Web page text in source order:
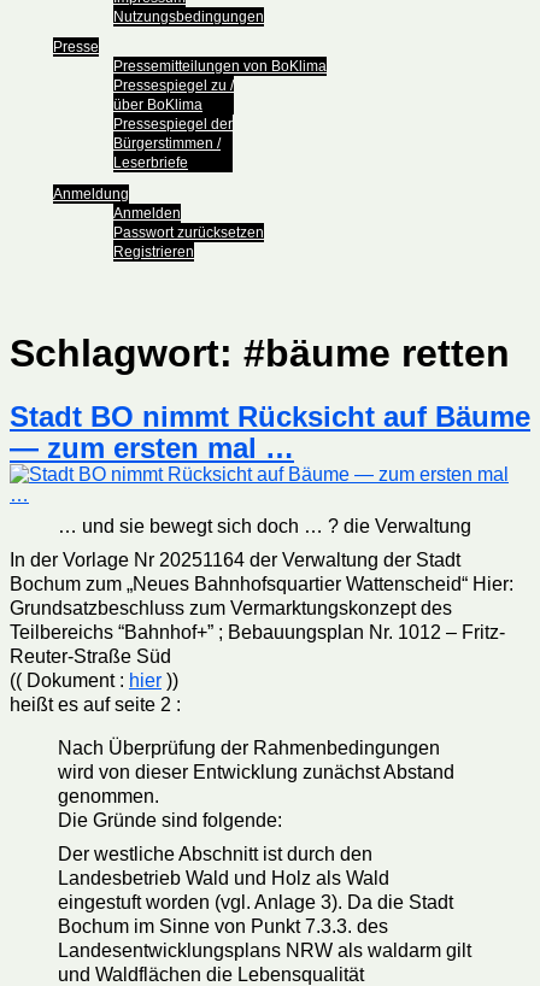
Nutzungsbedingungen
Presse
Pressemitteilungen von BoKlima
Pressespiegel zu /
über BoKlima
Pressespiegel der
Bürgerstimmen /
Leserbriefe
Anmeldung
Anmelden
Passwort zurücksetzen
Registrieren
Schlagwort: #bäume retten
Stadt BO nimmt Rücksicht auf Bäume
— zum ersten mal …
… und sie bewegt sich doch … ? die Verwaltung
In der Vorlage Nr 20251164 der Verwaltung der Stadt
Bochum zum „Neues Bahnhofsquartier Wattenscheid“ Hier:
Grundsatzbeschluss zum Vermarktungskonzept des
Teilbereichs “Bahnhof+” ; Bebauungsplan Nr. 1012 – Fritz-
Reuter-Straße Süd
(( Dokument : hier ))
heißt es auf seite 2 :
Nach Überprüfung der Rahmenbedingungen
wird von dieser Entwicklung zunächst Abstand
genommen.
Die Gründe sind folgende:
Der westliche Abschnitt ist durch den
Landesbetrieb Wald und Holz als Wald
eingestuft worden (vgl. Anlage 3). Da die Stadt
Bochum im Sinne von Punkt 7.3.3. des
Landesentwicklungsplans NRW als waldarm gilt
und Waldflächen die Lebensqualität